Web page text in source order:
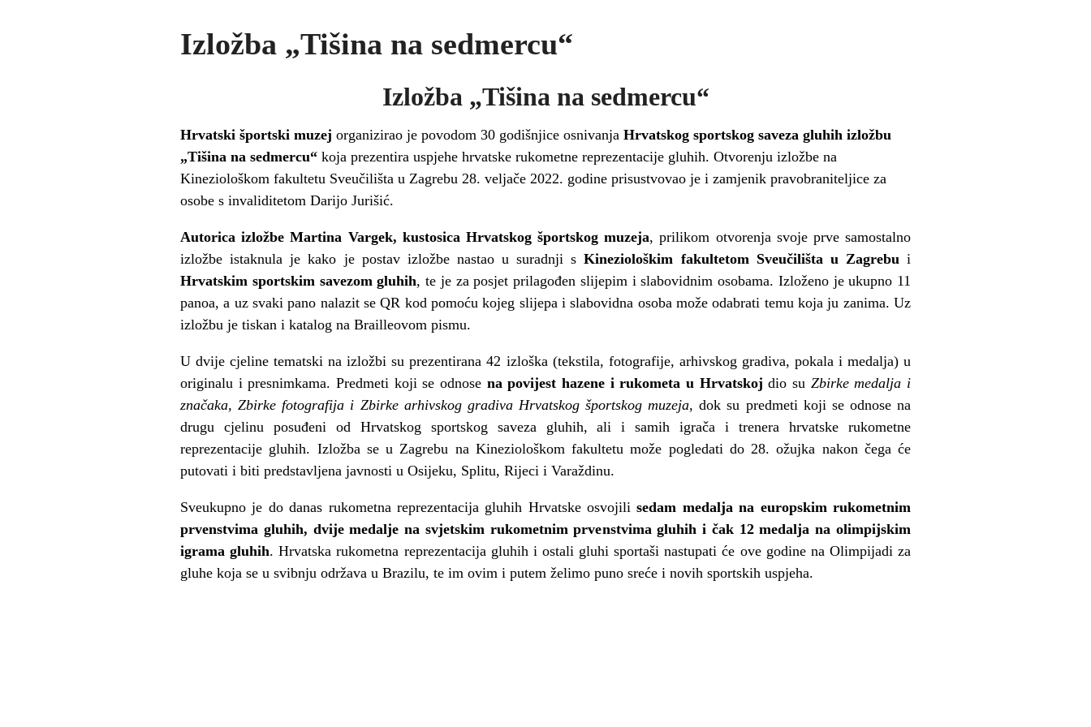
Izložba „Tišina na sedmercu“
Izložba „Tišina na sedmercu“
Hrvatski športski muzej organizirao je povodom 30 godišnjice osnivanja Hrvatskog sportskog saveza gluhih izložbu
„Tišina na sedmercu“ koja prezentira uspjehe hrvatske rukometne reprezentacije gluhih. Otvorenju izložbe na
Kineziološkom fakultetu Sveučilišta u Zagrebu 28. veljače 2022. godine prisustvovao je i zamjenik pravobraniteljice za
osobe s invaliditetom Darijo Jurišić.
Autorica izložbe Martina Vargek, kustosica Hrvatskog športskog muzeja, prilikom otvorenja svoje prve samostalno
izložbe istaknula je kako je postav izložbe nastao u suradnji sKineziološkim fakultetom Sveučilišta u Zagrebui
Hrvatskim sportskim savezom gluhih, te je za posjet prilagođen slijepim i slabovidnim osobama. Izloženo je ukupno 11
panoa, a uz svaki pano nalazit se QR kod pomoću kojeg slijepa i slabovidna osoba može odabrati temu koja ju zanima. Uz
izložbu je tiskan i katalog na Brailleovom pismu.
U dvije cjeline tematski na izložbi su prezentirana 42 izloška (tekstila, fotografije, arhivskog gradiva, pokala i medalja) u
originalu i presnimkama. Predmeti koji se odnose na povijest hazene i rukometa u Hrvatskoj dio su Zbirke medalja i
značaka, Zbirke fotografija i Zbirke arhivskog gradiva Hrvatskog športskog muzeja, dok su predmeti koji se odnose na
drugu cjelinu posuđeni od Hrvatskog sportskog saveza gluhih, ali i samih igrača i trenera hrvatske rukometne
reprezentacije gluhih. Izložba se u Zagrebu na Kineziološkom fakultetu može pogledati do 28. ožujka nakon čega će
putovati i biti predstavljena javnosti u Osijeku, Splitu, Rijeci i Varaždinu.
Sveukupno je do danas rukometna reprezentacija gluhih Hrvatske osvojilisedam medalja na europskim rukometnim
prvenstvima gluhih, dvije medalje na svjetskim rukometnim prvenstvima gluhih i čak 12 medalja na olimpijskim
igrama gluhih. Hrvatska rukometna reprezentacija gluhih i ostali gluhi sportaši nastupati će ove godine na Olimpijadi za
gluhe koja se u svibnju održava u Brazilu, te im ovim i putem želimo puno sreće i novih sportskih uspjeha.